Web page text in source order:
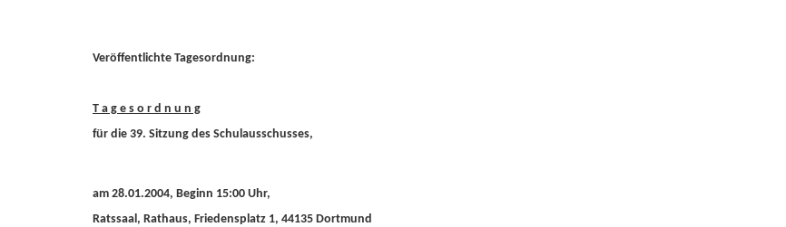
Veröffentlichte Tagesordnung:
T a g e s o r d n u n g
für die 39. Sitzung des Schulausschusses,
am 28.01.2004, Beginn 15:00 Uhr,
Ratssaal, Rathaus, Friedensplatz 1, 44135 Dortmund